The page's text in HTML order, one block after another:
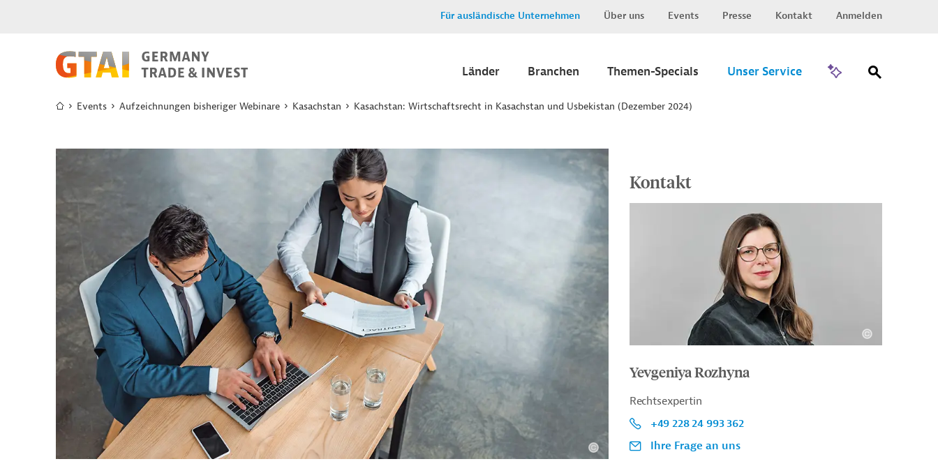
Für ausländische Unternehmen Über uns Events Presse Kontakt Anmelden
Länder Branchen Themen-Specials Unser Service
Events Aufzeichnungen bisheriger Webinare Kasachstan Kasachstan: Wirtschaftsrecht in Kasachstan und Usbekistan (Dezember 2024)
Kontakt
Yevgeniya Rozhyna
Rechtsexpertin
+49 228 24 993 362
Ihre Frage an uns